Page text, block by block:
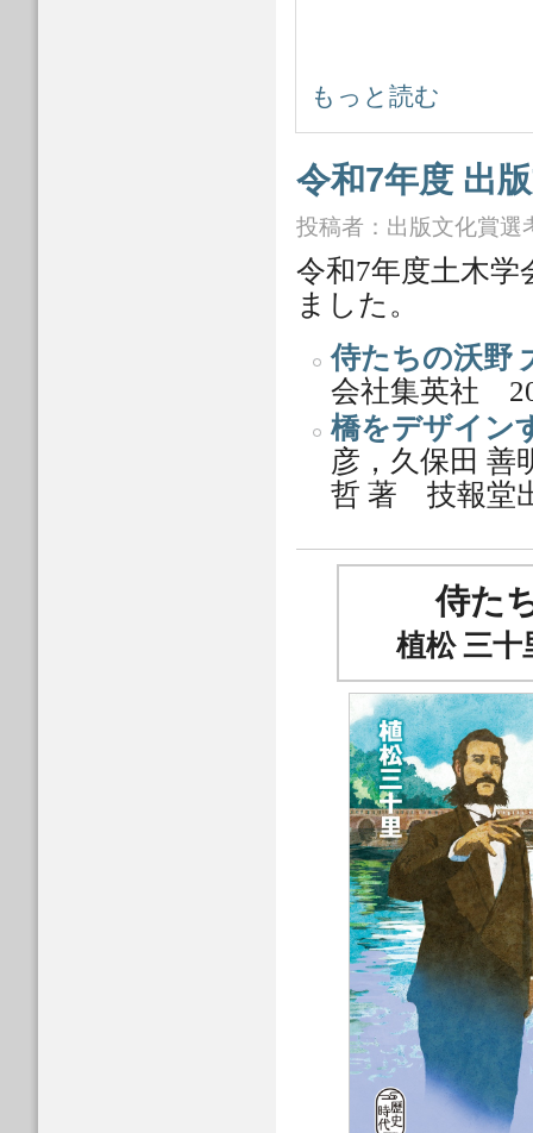
出版文化賞選考委員会 について
もっと読む
令和7年度 出
投稿者： 出版文化賞選
令和7年度土木
ました。
侍たちの沃野
会社集英社
橋をデザイン
彦，久保田 善
哲 著 技報堂
侍た
植松 三